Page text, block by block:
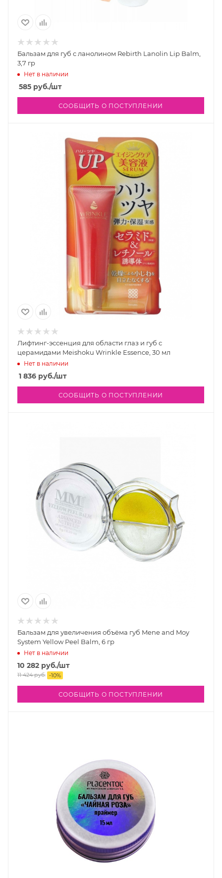
Бальзам для губ с ланолином Rebirth Lanolin Lip Balm,
3,7 гр
Нет в наличии
585 руб./шт
СООБЩИТЬ О ПОСТУПЛЕНИИ
Лифтинг-эссенция для области глаз и губ с
церамидами Meishoku Wrinkle Essence, 30 мл
Нет в наличии
1 836 руб./шт
СООБЩИТЬ О ПОСТУПЛЕНИИ
Бальзам для увеличения объёма губ Mene and Moy
System Yellow Peel Balm, 6 гр
Нет в наличии
10 282 руб./шт
11 424руб. -10%
СООБЩИТЬ О ПОСТУПЛЕНИИ